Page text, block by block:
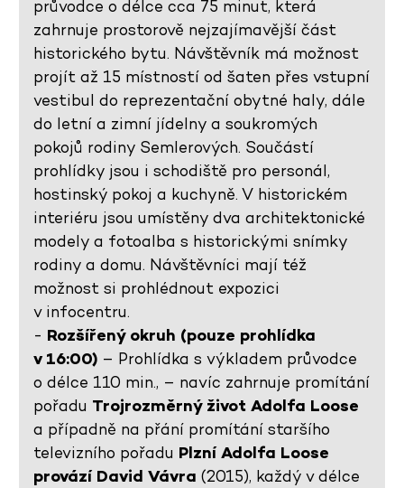
průvodce o délce cca 75 minut, která
zahrnuje prostorově nejzajímavější část
historického bytu. Návštěvník má možnost
projít až 15 místností od šaten přes vstupní
vestibul do reprezentační obytné haly, dále
do letní a zimní jídelny a soukromých
pokojů rodiny Semlerových. Součástí
prohlídky jsou i schodiště pro personál,
hostinský pokoj a kuchyně. V historickém
interiéru jsou umístěny dva architektonické
modely a fotoalba s historickými snímky
rodiny a domu. Návštěvníci mají též
možnost si prohlédnout expozici
v infocentru.
- Rozšířený okruh (pouze prohlídka
v 16:00) – Prohlídka s výkladem průvodce
o délce 110 min., – navíc zahrnuje promítání
pořadu Trojrozměrný život Adolfa Loose
a případně na přání promítání staršího
televizního pořadu Plzní Adolfa Loose
provází David Vávra (2015), každý v délce